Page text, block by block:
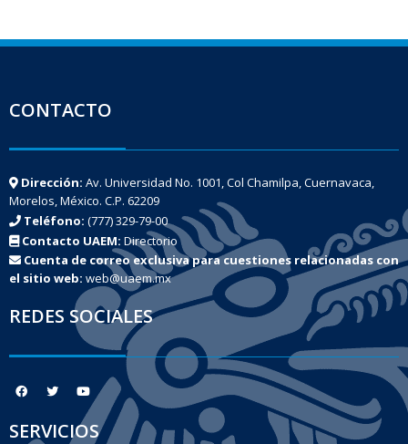
CONTACTO
Dirección: Av. Universidad No. 1001, Col Chamilpa, Cuernavaca,
Morelos, México. C.P. 62209
Teléfono: (777) 329-79-00
Contacto UAEM: Directorio
Cuenta de correo exclusiva para cuestiones relacionadas con
el sitio web: web@uaem.mx
REDES SOCIALES
SERVICIOS